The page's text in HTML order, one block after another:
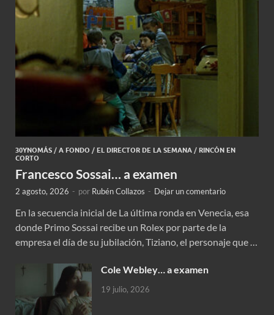
30YNOMÁS / A FONDO / EL DIRECTOR DE LA SEMANA / RINCÓN EN
CORTO
Francesco Sossai… a examen
2 agosto, 2026 - por Rubén Collazos - Dejar un comentario
En la secuencia inicial de La última ronda en Venecia, esa
donde Primo Sossai recibe un Rolex por parte de la
empresa el día de su jubilación, Tiziano, el personaje que …
Cole Webley… a examen
19 julio, 2026